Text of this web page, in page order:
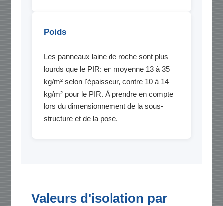
Poids
Les panneaux laine de roche sont plus
lourds que le PIR: en moyenne 13 à 35
kg/m² selon l'épaisseur, contre 10 à 14
kg/m² pour le PIR. À prendre en compte
lors du dimensionnement de la sous-
structure et de la pose.
Valeurs d'isolation par